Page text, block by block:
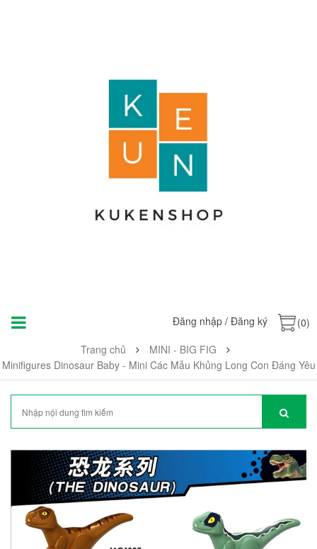
Đăng nhập / Đăng ký
(0)
Trang chủ
MINI - BIG FIG
Minifigures Dinosaur Baby - Mini Các Mẫu Khủng Long Con Đáng Yêu